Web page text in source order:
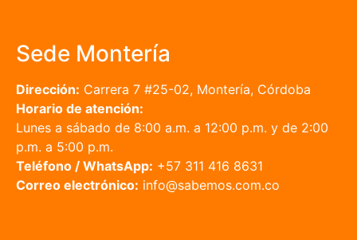
Sede Montería
Dirección: Carrera 7 #25-02, Montería, Córdoba
Horario de atención:
Lunes a sábado de 8:00 a.m. a 12:00 p.m. y de 2:00
p.m. a 5:00 p.m.
Teléfono / WhatsApp: +57 311 416 8631
Correo electrónico: info@sabemos.com.co